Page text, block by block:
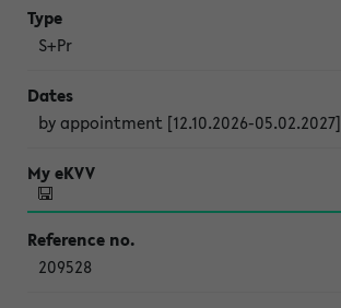
S+Pr
by appointment [12.10.2026-05.02.2027]
209528